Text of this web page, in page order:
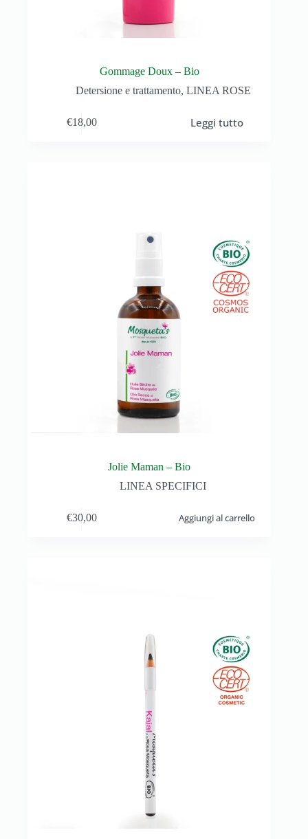
Gommage Doux – Bio
Detersione e trattamento, LINEA ROSE
€18,00 Leggi tutto
Jolie Maman – Bio
LINEA SPECIFICI
€30,00 Aggiungi al carrello